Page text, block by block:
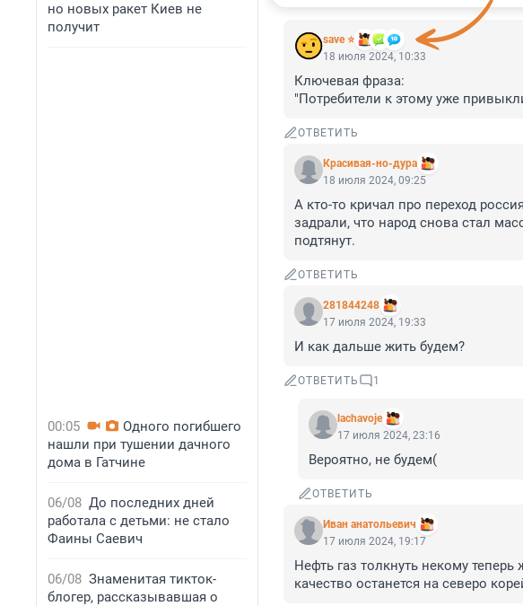
но новых ракет Киев не
получит
00:05
Одного погибшего
нашли при тушении дачного
дома в Гатчине
06/08 До последних дней
работала с детьми: не стало
Фаины Саевич
06/08 Знаменитая тикток-
блогер, рассказывавшая о
save ⭐
18 июля 2024, 10:33
Ключевая фраза:
"Потребители к этому уже
ОТВЕТИТЬ
Красивая-но-дура
18 июля 2024, 09:25
А кто-то кричал про переход
задрали, что народ снова стал
подтянут.
ОТВЕТИТЬ
281844248
17 июля 2024, 19:33
И как дальше жить будем?
ОТВЕТИТЬ 1
lachavoje
17 июля 2024, 23:16
Вероятно, не будем(
ОТВЕТИТЬ
Иван анатольевич
17 июля 2024, 19:17
Нефть газ толкнуть некому
качество останется на северо